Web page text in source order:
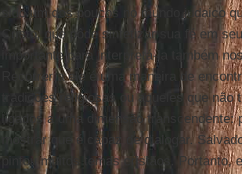
sido um dos poucos no mundo judaico
Cristo, que pôde sintetizar sua fé em
importante para interpretá-la também
Recorrer a ele é uma maneira de
tradições religiosas ou aqueles que
ligados a uma dimensão
mostrar que é capaz de dialogar.
pintou muitos temas cristãos. Portanto,